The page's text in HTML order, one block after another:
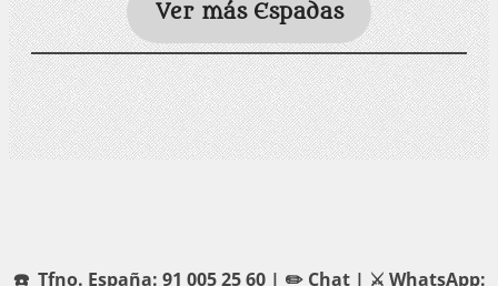
Ver más Espadas
☎️ Tfno. España: 91 005 25 60 | ✏️ Chat| ⚔️ WhatsApp: